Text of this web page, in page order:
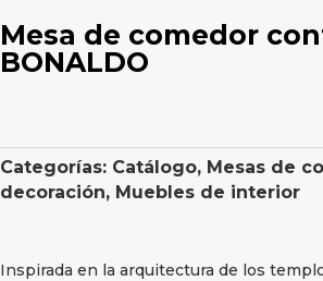
Mesa de comedor
BONALDO
Categorías: Catálogo, Mesas de
decoración, Muebles de interior
Inspirada en la arquitectura de los